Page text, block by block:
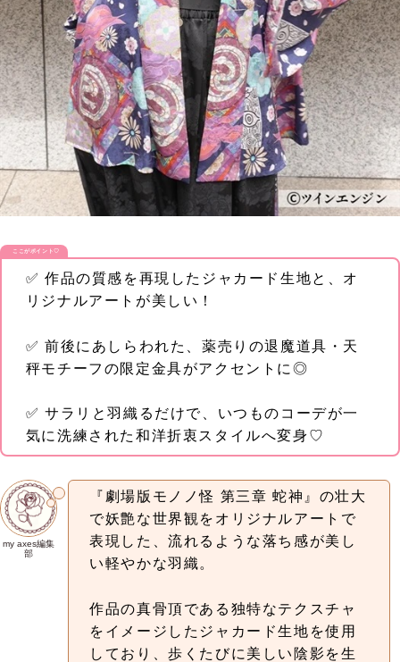
ここがポイント♡
✅ 作品の質感を再現したジャカード生地と、オ
リジナルアートが美しい！
✅ 前後にあしらわれた、薬売りの退魔道具・天
秤モチーフの限定金具がアクセントに◎
✅ サラリと羽織るだけで、いつものコーデが一
気に洗練された和洋折衷スタイルへ変身♡
my axes編集
部
『劇場版モノノ怪 第三章 蛇神』の壮大
で妖艶な世界観をオリジナルアートで
表現した、流れるような落ち感が美し
い軽やかな羽織。
作品の真骨頂である独特なテクスチャ
をイメージしたジャカード生地を使用
しており、歩くたびに美しい陰影を生